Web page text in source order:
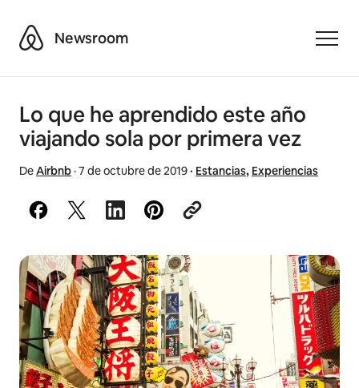
AirbnbNewsroom
Lo que he aprendido este año
viajando sola por primera vez
DeAirbnb·7 de octubre de 2019· Estancias, Experiencias